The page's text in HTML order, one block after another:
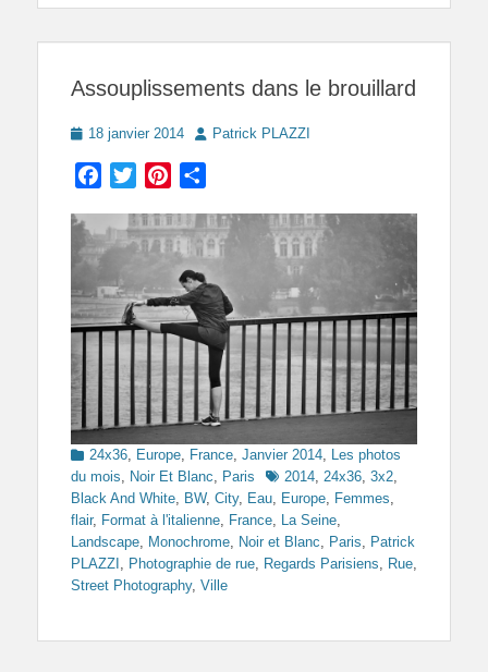
Assouplissements dans le brouillard
Posted
18 janvier 2014 AuthorPatrick PLAZZI
Facebook
TwitterPinterest
Categories
24x36 Europe France Janvier 2014
Les photos
du mois
Noir Et Blanc Paris Tags2014 24x36 3x2
Black And White
BW, City, Eau Europe Femmes
flair, Format à l'italienne France La Seine
Landscape
Monochrome Noir et Blanc Paris
Patrick
PLAZZI
Photographie de rue Regards Parisiens Rue
Street Photography, Ville